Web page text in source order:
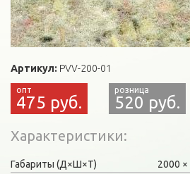
Артикул: PVV-200-01
475 руб. 520 руб.
Характеристики
Габариты (Д×Ш×Т) 2000